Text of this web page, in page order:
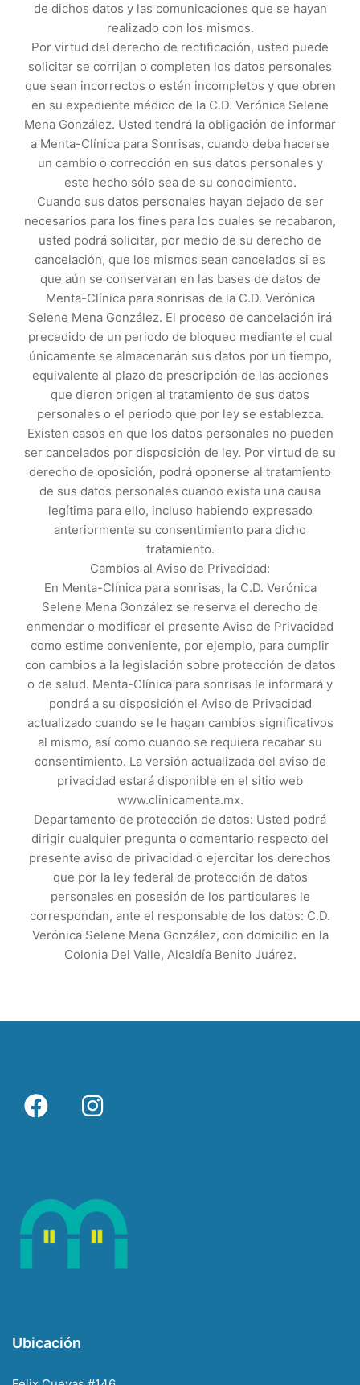
de dichos datos y las comunicaciones que se hayan
realizado con los mismos.
Por virtud del derecho de rectificación, usted puede
solicitar se corrijan o completen los datos personales
que sean incorrectos o estén incompletos y que obren
en su expediente médico de la C.D. Verónica Selene
Mena González. Usted tendrá la obligación de informar
a Menta-Clínica para Sonrisas, cuando deba hacerse
un cambio o corrección en sus datos personales y
este hecho sólo sea de su conocimiento.
Cuando sus datos personales hayan dejado de ser
necesarios para los fines para los cuales se recabaron,
usted podrá solicitar, por medio de su derecho de
cancelación, que los mismos sean cancelados si es
que aún se conservaran en las bases de datos de
Menta-Clínica para sonrisas de la C.D. Verónica
Selene Mena González. El proceso de cancelación irá
precedido de un periodo de bloqueo mediante el cual
únicamente se almacenarán sus datos por un tiempo,
equivalente al plazo de prescripción de las acciones
que dieron origen al tratamiento de sus datos
personales o el periodo que por ley se establezca.
Existen casos en que los datos personales no pueden
ser cancelados por disposición de ley. Por virtud de su
derecho de oposición, podrá oponerse al tratamiento
de sus datos personales cuando exista una causa
legítima para ello, incluso habiendo expresado
anteriormente su consentimiento para dicho
tratamiento.
Cambios al Aviso de Privacidad:
En Menta-Clínica para sonrisas, la C.D. Verónica
Selene Mena González se reserva el derecho de
enmendar o modificar el presente Aviso de Privacidad
como estime conveniente, por ejemplo, para cumplir
con cambios a la legislación sobre protección de datos
o de salud. Menta-Clínica para sonrisas le informará y
pondrá a su disposición el Aviso de Privacidad
actualizado cuando se le hagan cambios significativos
al mismo, así como cuando se requiera recabar su
consentimiento. La versión actualizada del aviso de
privacidad estará disponible en el sitio web
www.clinicamenta.mx.
Departamento de protección de datos: Usted podrá
dirigir cualquier pregunta o comentario respecto del
presente aviso de privacidad o ejercitar los derechos
que por la ley federal de protección de datos
personales en posesión de los particulares le
correspondan, ante el responsable de los datos: C.D.
Verónica Selene Mena González, con domicilio en la
Colonia Del Valle, Alcaldía Benito Juárez.
Ubicación